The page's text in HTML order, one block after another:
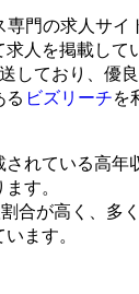
専門の求人サイ
人を掲載して
しており、優
る ビズリーチを
れている高年
す。
合が高く、多
ます。